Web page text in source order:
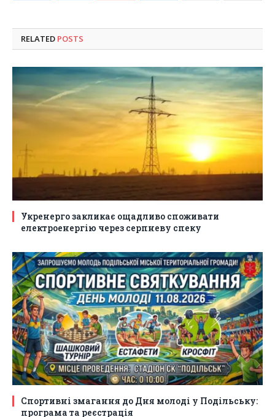
RELATED POSTS
Укренерго закликає ощадливо споживати
електроенергію через серпневу спеку
Спортивні змагання до Дня молоді у Подільську:
програма та реєстрація